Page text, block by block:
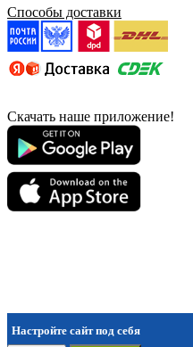
Способы доставки
Скачать наше приложение!
Настройте сайт под себя